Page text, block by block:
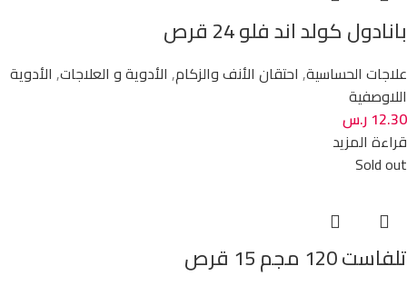
بانادول كولد اند فلو 24 قرص
علاجات الحساسية, احتقان الأنف والزكام, الأدوية و العلاجات, الأدوية
اللاوصفية
12.30 ر.س
قراءة المزيد
Sold out
تلفاست 120 مجم 15 قرص